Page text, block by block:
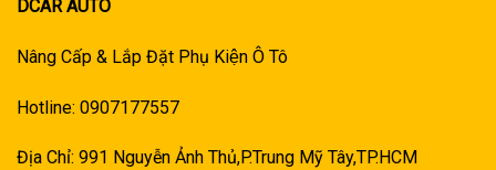
DCAR AUTO
Nâng Cấp & Lắp Đặt Phụ Kiện Ô Tô
Hotline: 0907177557
Địa Chỉ: 991 Nguyễn Ảnh Thủ,P.Trung Mỹ Tây,TP.HCM